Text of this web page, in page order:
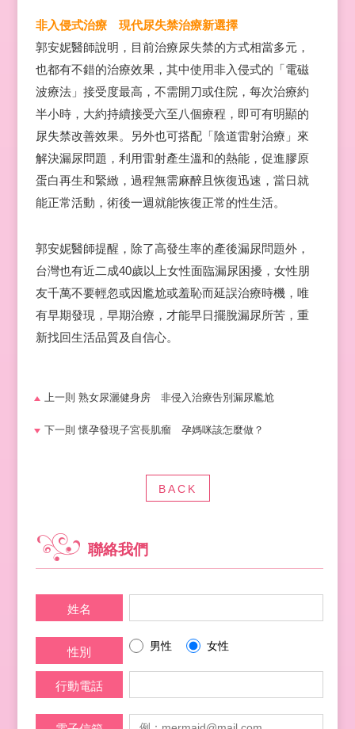
非入侵式治療 現代尿失禁治療新選擇
郭安妮醫師說明，目前治療尿失禁的方式相當多元，
也都有不錯的治療效果，其中使用非入侵式的「電磁
波療法」接受度最高，不需開刀或住院，每次治療約
半小時，大約持續接受六至八個療程，即可有明顯的
尿失禁改善效果。另外也可搭配「陰道雷射治療」來
解決漏尿問題，利用雷射產生溫和的熱能，促進膠原
蛋白再生和緊緻，過程無需麻醉且恢復迅速，當日就
能正常活動，術後一週就能恢復正常的性生活。
郭安妮醫師提醒，除了高發生率的產後漏尿問題外，
台灣也有近二成40歲以上女性面臨漏尿困擾，女性朋
友千萬不要輕忽或因尷尬或羞恥而延誤治療時機，唯
有早期發現，早期治療，才能早日擺脫漏尿所苦，重
新找回生活品質及自信心。
上一則 熟女尿灑健身房 非侵入治療告別漏尿尷尬
下一則 懷孕發現子宮長肌瘤 孕媽咪該怎麼做？
BACK
聯絡我們
姓名
性別 男性 女性
行動電話